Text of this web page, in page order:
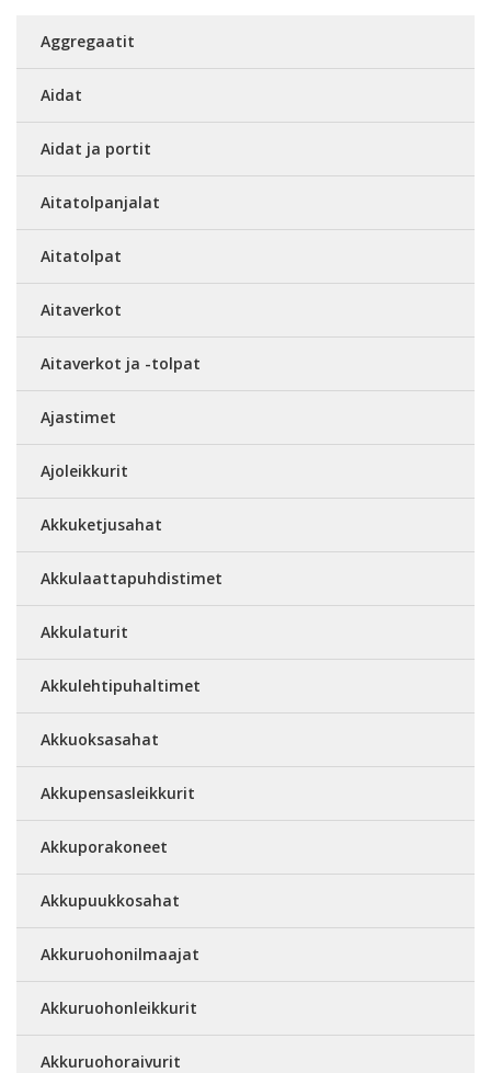
Aggregaatit
Aidat
Aidat ja portit
Aitatolpanjalat
Aitatolpat
Aitaverkot
Aitaverkot ja -tolpat
Ajastimet
Ajoleikkurit
Akkuketjusahat
Akkulaattapuhdistimet
Akkulaturit
Akkulehtipuhaltimet
Akkuoksasahat
Akkupensasleikkurit
Akkuporakoneet
Akkupuukkosahat
Akkuruohonilmaajat
Akkuruohonleikkurit
Akkuruohoraivurit